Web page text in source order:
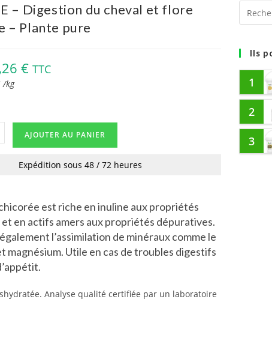
– Digestion du cheval et flore
– Plante pure
€ TTC
/kg
AJOUTER AU PANIER
Expédition sous 48 / 72 heures
est riche en inuline aux propriétés
en actifs amers aux propriétés dépuratives.
l’assimilation de minéraux comme le
magnésium. Utile en cas de troubles digestifs
Analyse qualité certifiée par un laboratoire
Ils
1
2
3